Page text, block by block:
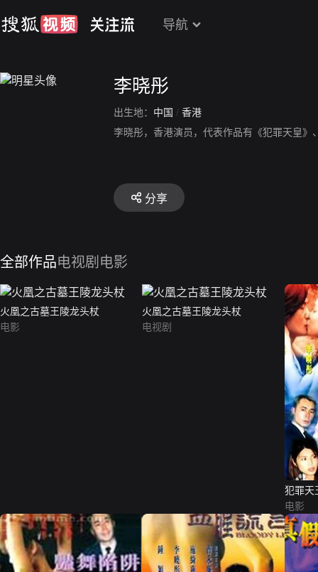
导航
李晓彤
出生地： 中国 / 香港
李晓彤，香港演员，代表作品有《犯罪天皇》
分享
全部作品电视剧 电影
火凰之古墓王陵龙头杖
电影
火凰之古墓王陵龙头杖
电视剧
犯罪天
电影